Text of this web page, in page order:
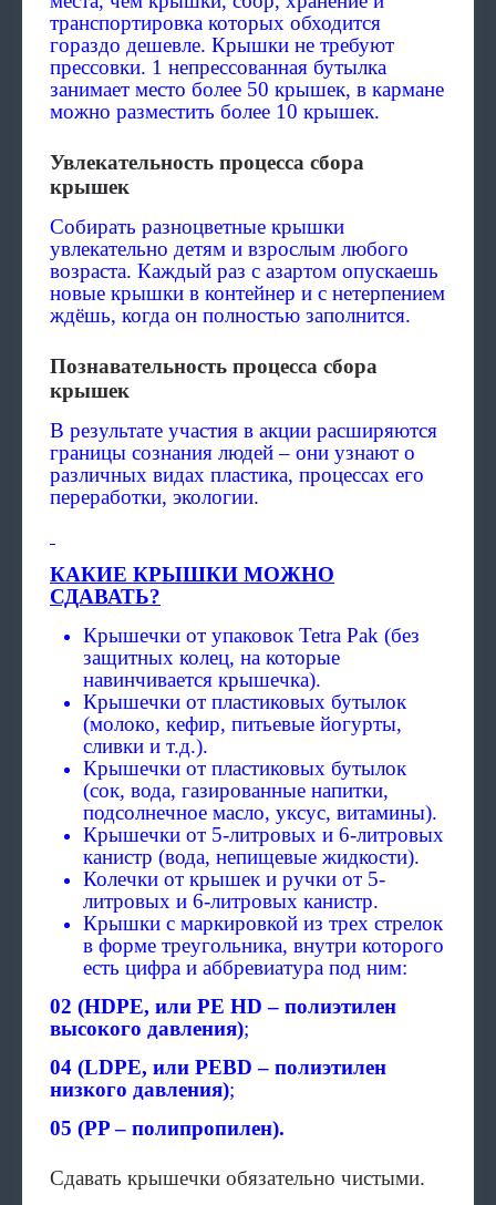
транспортировка которых обходится
гораздо дешевле. Крышки не требуют
прессовки. 1 непрессованная бутылка
занимает место более 50 крышек, в кармане
можно разместить более 10 крышек.
Увлекательность процесса сбора
крышек
Собирать разноцветные крышки
увлекательно детям и взрослым любого
возраста. Каждый раз с азартом опускаешь
новые крышки в контейнер и с нетерпением
ждёшь, когда он полностью заполнится.
Познавательность процесса сбора
крышек
В результате участия в акции расширяются
границы сознания людей – они узнают о
различных видах пластика, процессах его
переработки, экологии.
КАКИЕ КРЫШКИ МОЖНО
СДАВАТЬ?
Крышечки от упаковок Tetra Pak (без
защитных колец, на которые
навинчивается крышечка).
Крышечки от пластиковых бутылок
(молоко, кефир, питьевые йогурты,
сливки и т.д.).
Крышечки от пластиковых бутылок
(сок, вода, газированные напитки,
подсолнечное масло, уксус, витамины).
Крышечки от 5-литровых и 6-литровых
канистр (вода, непищевые жидкости).
Колечки от крышек и ручки от 5-
литровых и 6-литровых канистр.
Крышки с маркировкой из трех стрелок
в форме треугольника, внутри которого
есть цифра и аббревиатура под ним:
02 (HDPE, или PE HD – полиэтилен
высокого давления);
04 (LDPE, или PEBD – полиэтилен
низкого давления);
05 (PP – полипропилен).
Сдавать крышечки обязательно чистыми.